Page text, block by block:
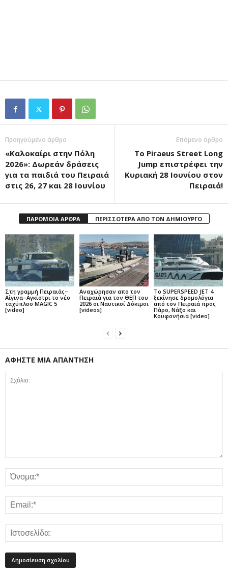
Προηγούμενο άρθρο
«Καλοκαίρι στην Πόλη
2026»: Δωρεάν δράσεις
για τα παιδιά του Πειραιά
στις 26, 27 και 28 Ιουνίου
Επόμενο άρθρο
Το Piraeus Street Long
Jump επιστρέφει την
Κυριακή 28 Ιουνίου στον
Πειραιά!
ΠΑΡΟΜΟΙΑ ΑΡΘΡΑ ΠΕΡΙΣΣΟΤΕΡΑ ΑΠΟ ΤΟΝ ΔΗΜΙΟΥΡΓΟ
Στη γραμμή Πειραιάς–
Αίγινα–Αγκίστρι το νέο
ταχύπλοο MAGIC 5
[video]
Αναχώρησαν απο τον
Πειραιά για τον ΘΕΠ του
2026 οι Ναυτικοί Δόκιμοι
[videos]
Το SUPERSPEED JET 4
ξεκίνησε δρομολόγια
από τον Πειραιά προς
Πάρο, Νάξο και
Κουφονήσια [video]
ΑΦΗΣΤΕ ΜΙΑ ΑΠΑΝΤΗΣΗ